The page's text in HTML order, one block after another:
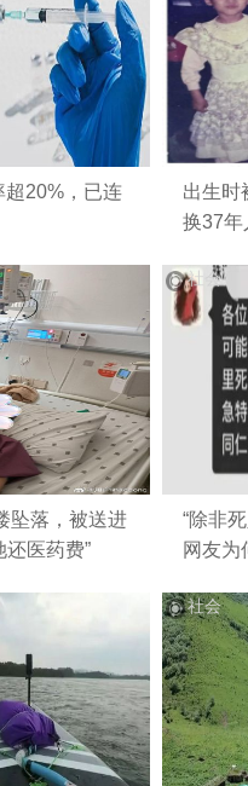
超20%，已连
出生时
换37年
坠落，被送进
还医药费”
“除非
网友为
社会
社会